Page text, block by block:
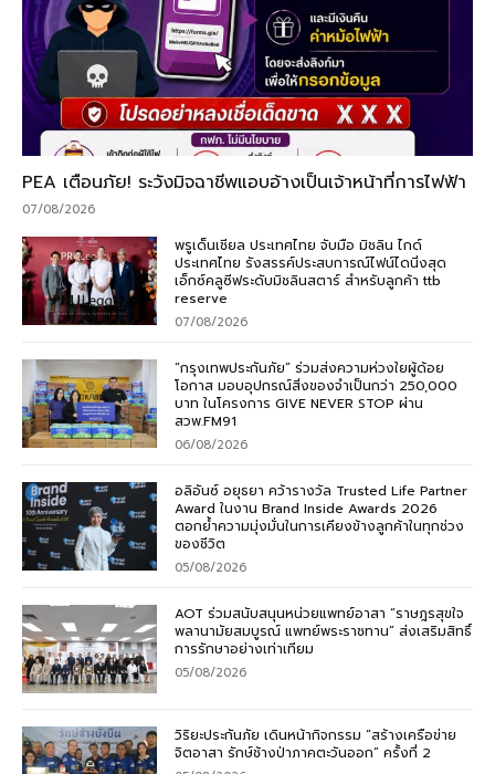
PEA เตือนภัย! ระวังมิจฉาชีพแอบอ้างเป็นเจ้าหน้าที่การไฟฟ้า
07/08/2026
พรูเด็นเชียล ประเทศไทย จับมือ มิชลิน ไกด์
ประเทศไทย รังสรรค์ประสบการณ์ไฟน์ไดนิ่งสุด
เอ็กซ์คลูซีฟระดับมิชลินสตาร์ สำหรับลูกค้า ttb
reserve
07/08/2026
“กรุงเทพประกันภัย” ร่วมส่งความห่วงใยผู้ด้อย
โอกาส มอบอุปกรณ์สิ่งของจำเป็นกว่า 250,000
บาท ในโครงการ GIVE NEVER STOP ผ่าน
สวพ.FM91
06/08/2026
อลิอันซ์ อยุธยา คว้ารางวัล Trusted Life Partner
Award ในงาน Brand Inside Awards 2026
ตอกย้ำความมุ่งมั่นในการเคียงข้างลูกค้าในทุกช่วง
ของชีวิต
05/08/2026
AOT ร่วมสนับสนุนหน่วยแพทย์อาสา “ราษฎรสุขใจ
พลานามัยสมบูรณ์ แพทย์พระราชทาน” ส่งเสริมสิทธิ์
การรักษาอย่างเท่าเทียม
05/08/2026
วิริยะประกันภัย เดินหน้ากิจกรรม “สร้างเครือข่าย
จิตอาสา รักษ์ช้างป่าภาคตะวันออก” ครั้งที่ 2